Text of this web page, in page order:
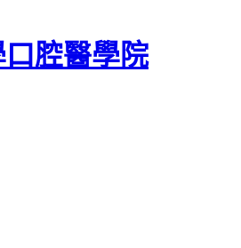
腔醫學院